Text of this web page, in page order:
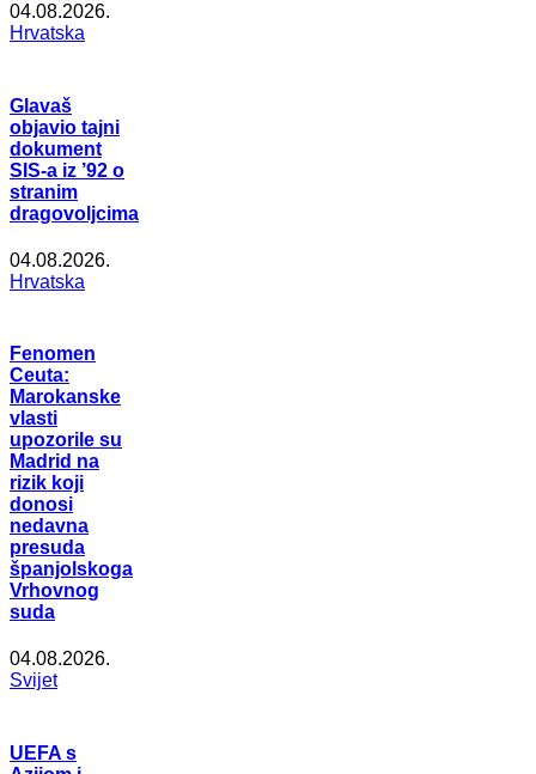
04.08.2026.
Hrvatska
Glavaš
objavio tajni
dokument
SIS-a iz ’92 o
stranim
dragovoljcima
04.08.2026.
Hrvatska
Fenomen
Ceuta:
Marokanske
vlasti
upozorile su
Madrid na
rizik koji
donosi
nedavna
presuda
španjolskoga
Vrhovnog
suda
04.08.2026.
Svijet
UEFA s